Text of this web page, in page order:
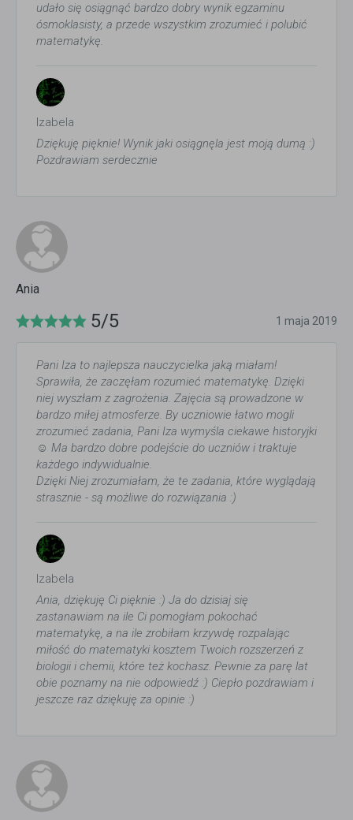
udało się osiągnąć bardzo dobry wynik egzaminu
ósmoklasisty, a przede wszystkim zrozumieć i polubić
matematykę.
Izabela
Dziękuję pięknie! Wynik jaki osiągnęla jest moją dumą :)
Pozdrawiam serdecznie
Ania
5/5 1 maja 2019
Pani Iza to najlepsza nauczycielka jaką miałam!
Sprawiła, że zaczęłam rozumieć matematykę. Dzięki
niej wyszłam z zagrożenia. Zajęcia są prowadzone w
bardzo miłej atmosferze. By uczniowie łatwo mogli
zrozumieć zadania, Pani Iza wymyśla ciekawe historyjki
☺️ Ma bardzo dobre podejście do uczniów i traktuje
każdego indywidualnie.
Dzięki Niej zrozumiałam, że te zadania, które wyglądają
strasznie - są możliwe do rozwiązania :)
Izabela
Ania, dziękuję Ci pięknie :) Ja do dzisiaj się
zastanawiam na ile Ci pomogłam pokochać
matematykę, a na ile zrobiłam krzywdę rozpalając
miłość do matematyki kosztem Twoich rozszerzeń z
biologii i chemii, które też kochasz. Pewnie za parę lat
obie poznamy na nie odpowiedź :) Ciepło pozdrawiam i
jeszcze raz dziękuję za opinie :)